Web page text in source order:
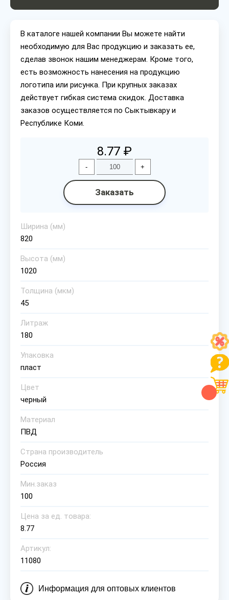
В каталоге нашей компании Вы можете найти
необходимую для Вас продукцию и заказать ее,
сделав звонок нашим менеджерам. Кроме того,
есть возможность нанесения на продукцию
логотипа или рисунка. При крупных заказах
действует гибкая система скидок. Доставка
заказов осуществляется по Сыктывкару и
Республике Коми.
8.77 ₽
- +
Заказать
Ширина (мм)
820
Высота (мм)
1020
Толщина (мкм)
45
Литраж
180
Упаковка
пласт
Цвет
черный
Материал
ПВД
Страна производитель
Россия
Мин.заказ
100
Цена за ед. товара:
8.77
Артикул:
11080
Информация для оптовых клиентов